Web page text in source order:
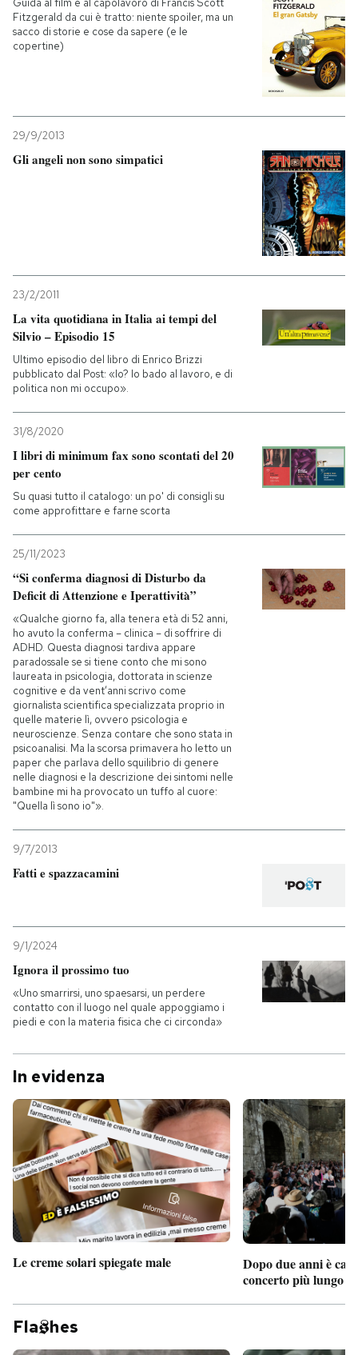
Fitzgerald da cui è tratto: niente spoiler, ma un
sacco di storie e cose da sapere (e le
copertine)
29/9/2013
Gli angeli non sono simpatici
23/2/2011
La vita quotidiana in Italia ai tempi del
Silvio – Episodio 15
Ultimo episodio del libro di Enrico Brizzi
pubblicato dal Post: «Io? Io bado al lavoro, e di
politica non mi occupo».
31/8/2020
I libri di minimum fax sono scontati del 20
per cento
Su quasi tutto il catalogo: un po' di consigli su
come approfittare e farne scorta
25/11/2023
“Si conferma diagnosi di Disturbo da
Deficit di Attenzione e Iperattività”
«Qualche giorno fa, alla tenera età di 52 anni,
ho avuto la conferma – clinica – di soffrire di
ADHD. Questa diagnosi tardiva appare
paradossale se si tiene conto che mi sono
laureata in psicologia, dottorata in scienze
cognitive e da vent’anni scrivo come
giornalista scientifica specializzata proprio in
quelle materie lì, ovvero psicologia e
neuroscienze. Senza contare che sono stata in
psicoanalisi. Ma la scorsa primavera ho letto un
paper che parlava dello squilibrio di genere
nelle diagnosi e la descrizione dei sintomi nelle
bambine mi ha provocato un tuffo al cuore:
"Quella lì sono io"».
9/7/2013
Fatti e spazzacamini
9/1/2024
Ignora il prossimo tuo
«Uno smarrirsi, uno spaesarsi, un perdere
contatto con il luogo nel quale appoggiamo i
piedi e con la materia fisica che ci circonda»
In evidenza
Le creme solari spiegate male
Dopo due anni è
concerto più lungo
Fla hes